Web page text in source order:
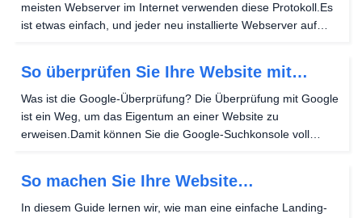
meisten Webserver im Internet verwenden diese Protokoll.Es
ist etwas einfach, und jeder neu installierte Webserver auf
So überprüfen Sie Ihre Website mit
Google
Was ist die Google-Überprüfung? Die Überprüfung mit Google
ist ein Weg, um das Eigentum an einer Website zu
erweisen.Damit können Sie die Google-Suchkonsole voll
So machen Sie Ihre Website
mobilfreundlich
In diesem Guide lernen wir, wie man eine einfache Landing-